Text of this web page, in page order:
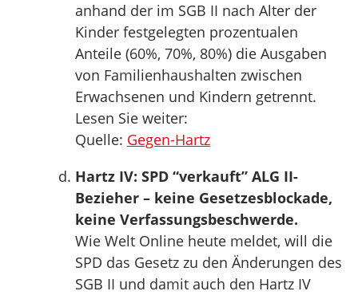
anhand der im SGB II nach Alter der
Kinder festgelegten prozentualen
Anteile (60%, 70%, 80%) die Ausgaben
von Familienhaushalten zwischen
Erwachsenen und Kindern getrennt.
Lesen Sie weiter:
Quelle: Gegen-Hartz
Hartz IV: SPD “verkauft” ALG II-
Bezieher – keine Gesetzesblockade,
keine Verfassungsbeschwerde.
Wie Welt Online heute meldet, will die
SPD das Gesetz zu den Änderungen des
SGB II und damit auch den Hartz IV